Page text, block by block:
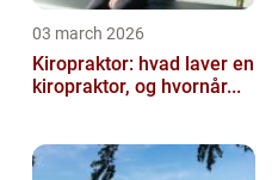
03 march 2026
Kiropraktor: hvad laver en
kiropraktor, og hvornår...